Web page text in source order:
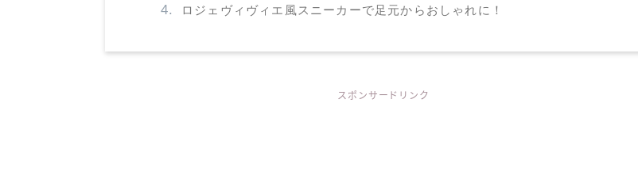
ロジェヴィヴィエ風スニーカーで足元からおしゃれに！
スポンサードリンク